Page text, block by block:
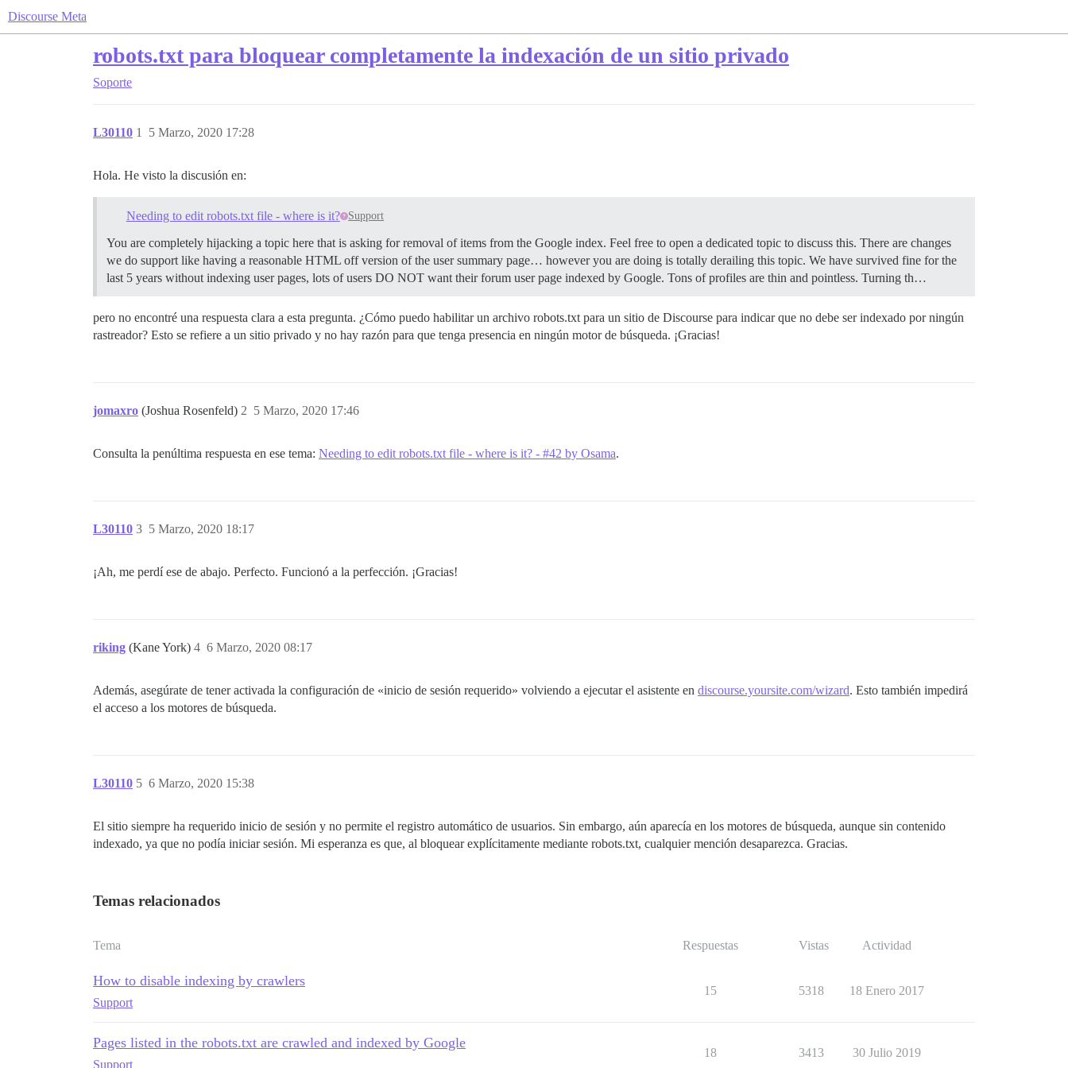
Discourse Meta
robots.txt para bloquear completamente la indexación de un sitio privado
Soporte
L30110 5 Marzo, 2020 17:28
1
Hola. He visto la discusión en:
Needing to edit robots.txt file - where is it? Support
You are completely hijacking a topic here that is asking for removal of items from the Google index. Feel free to open a dedicated topic to discuss this. There are changes
we do support like having a reasonable HTML off version of the user summary page… however you are doing is totally derailing this topic. We have survived fine for the
last 5 years without indexing user pages, lots of users DO NOT want their forum user page indexed by Google. Tons of profiles are thin and pointless. Turning th…
pero no encontré una respuesta clara a esta pregunta. ¿Cómo puedo habilitar un archivo robots.txt para un sitio de Discourse para indicar que no debe ser indexado por ningún
rastreador? Esto se refiere a un sitio privado y no hay razón para que tenga presencia en ningún motor de búsqueda. ¡Gracias!
jomaxro (Joshua Rosenfeld) 5 Marzo, 2020 17:46
2
Consulta la penúltima respuesta en ese tema: Needing to edit robots.txt file - where is it? - #42 by Osama.
L30110 5 Marzo, 2020 18:17
3
¡Ah, me perdí ese de abajo. Perfecto. Funcionó a la perfección. ¡Gracias!
riking (Kane York) 6 Marzo, 2020 08:17
4
Además, asegúrate de tener activada la configuración de «inicio de sesión requerido» volviendo a ejecutar el asistente en discourse.yoursite.com/wizard. Esto también impedirá
el acceso a los motores de búsqueda.
L30110 6 Marzo, 2020 15:38
5
El sitio siempre ha requerido inicio de sesión y no permite el registro automático de usuarios. Sin embargo, aún aparecía en los motores de búsqueda, aunque sin contenido
indexado, ya que no podía iniciar sesión. Mi esperanza es que, al bloquear explícitamente mediante robots.txt, cualquier mención desaparezca. Gracias.
Temas relacionados
Tema Respuestas Vistas Actividad
How to disable indexing by crawlers
Support
15 5318 18 Enero 2017
Pages listed in the robots.txt are crawled and indexed by Google
Support
18 3413 30 Julio 2019